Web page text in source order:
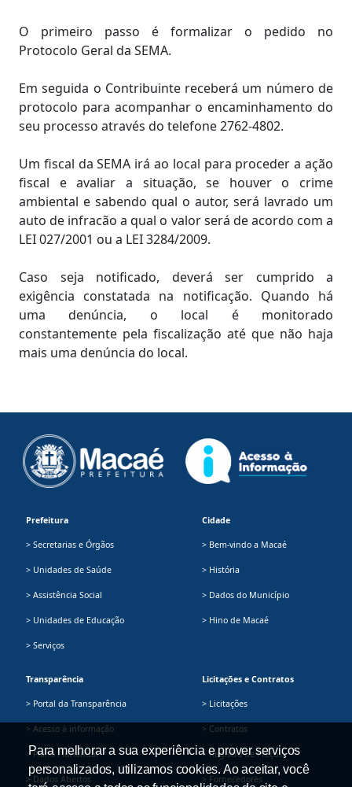
O primeiro passo é formalizar o pedido no
Protocolo Geral da SEMA.
Em seguida o Contribuinte receberá um número de
protocolo para acompanhar o encaminhamento do
seu processo através do telefone 2762-4802.
Um fiscal da SEMA irá ao local para proceder a ação
fiscal e avaliar a situação, se houver o crime
ambiental e sabendo qual o autor, será lavrado um
auto de infracão a qual o valor será de acordo com a
LEI 027/2001 ou a LEI 3284/2009.
Caso seja notificado, deverá ser cumprido a
exigência constatada na notificação. Quando há
uma denúncia, o local é monitorado
constantemente pela fiscalização até que não haja
mais uma denúncia do local.
Prefeitura
> Secretarias e Órgãos
> Unidades de Saúde
> Assistência Social
> Unidades de Educação
> Serviços
Cidade
> Bem-vindo a Macaé
> História
> Dados do Município
> Hino de Macaé
Transparência
> Portal da Transparência
> Acesso à informação
> Plano Plurianual
> Dados Abertos
Licitações e Contratos
> Licitações
> Contratos
> Registro de Preços
> Fornecedores
Para melhorar a sua experiência e prover serviços
personalizados, utilizamos cookies. Ao aceitar, você